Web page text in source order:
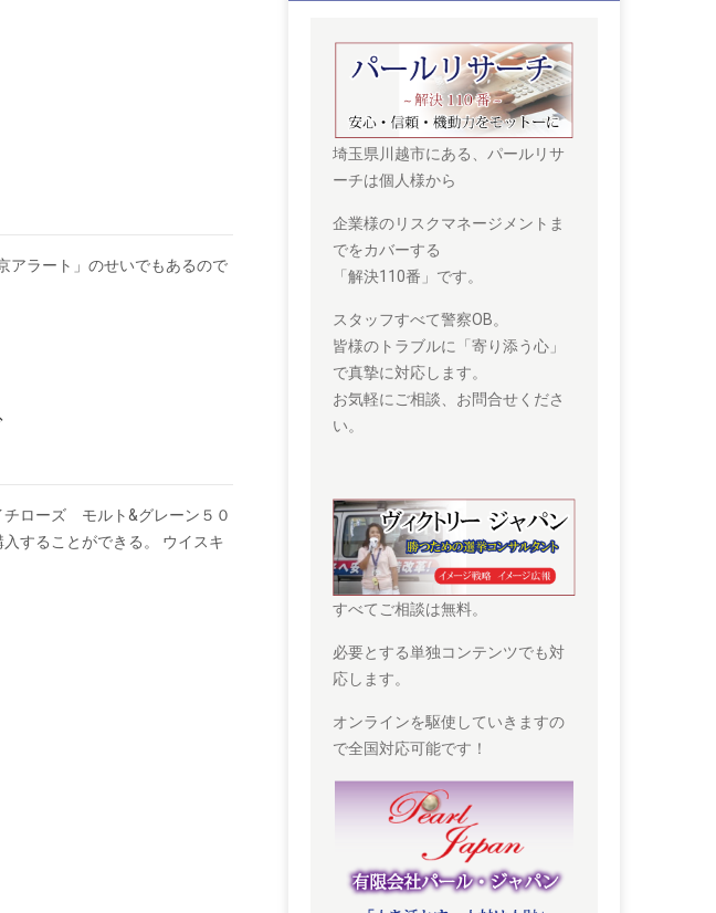
アラート」のせいでもあるので
チローズ モルト&グレーン５０
することができる。 ウイスキ
埼玉県川越市にある、パールリサ
ーチは個人様から
企業様のリスクマネージメントま
でをカバーする
「解決110番」です。
スタッフすべて警察OB。
皆様のトラブルに「寄り添う心」
で真摯に対応します。
お気軽にご相談、お問合せくださ
い。
すべてご相談は無料。
必要とする単独コンテンツでも対
応します。
オンラインを駆使していきますの
で全国対応可能です！